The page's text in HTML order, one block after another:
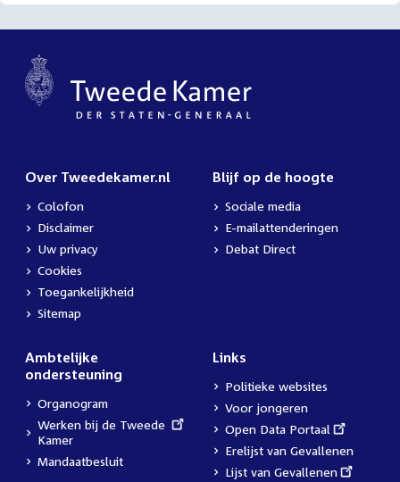
Over Tweedekamer.nl
Colofon
Disclaimer
Uw privacy
Cookies
Toegankelijkheid
Sitemap
Blijf op de hoogte
Sociale media
E-mailattenderingen
Debat Direct
Ambtelijke
ondersteuning
Organogram
External
link:
Werken bij de Tweede
Kamer
Mandaatbesluit
Links
Politieke websites
Voor jongeren
External
link:
Open Data Portaal
Erelijst van Gevallenen
External
Lijst van Gevallenen